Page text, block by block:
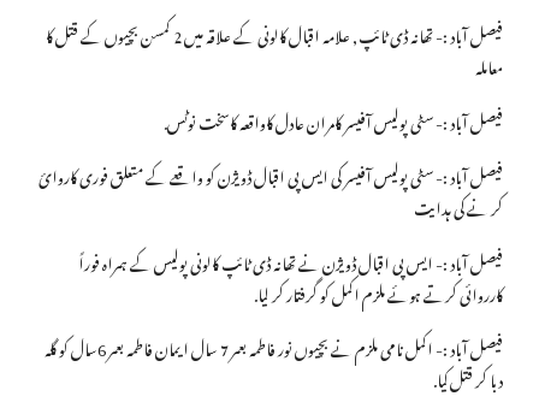
فیصل آباد :- تھانہ ڈی ٹائپ, علامہ اقبال کالونی کے علاقہ میں 2 کمسن بچیوں کے قتل کا
معاملہ
فیصل آباد :- سٹی پولیس آفیسر کامران عادل کاواقعہ کاسخت نوٹس.
فیصل آباد :- سٹی پولیس آفیسر کی ایس پی اقبال ڈویژن کو واقعے کے متعلق فوری کاروائ
کر نے کی ہدایت
فیصل آباد :- ایس پی اقبال ڈویژن نے تھانہ ڈی ٹائپ کالونی پولیس کے ہمراہ فوراً
کارروائی کرتے ہوئے ملزم اکمل کو گرفتار کر لیا.
فیصل آباد :- اکمل نامی ملزم نے بچیوں نور فاطمہ بعمر 7 سال ایمان فاطمہ بعمر 6سال کو گلہ
دبا کر قتل کیا.